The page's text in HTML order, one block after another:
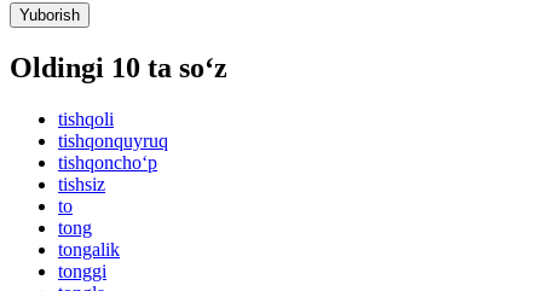
Yuborish
Oldingi 10 ta so‘z
tishqoli
tishqonquyruq
tishqoncho‘p
tishsiz
to
tong
tongalik
tonggi